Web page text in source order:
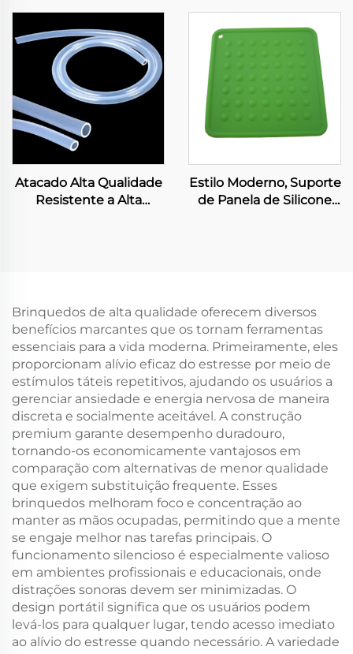
Proteção da Mesa
de Luz de 8mm
Atacado Alta Qualidade
Resistente a Alta
Estilo Moderno, Suporte
de Panela de Silicone
Brinquedos de alta qualidade oferecem diversos
benefícios marcantes que os tornam ferramentas
essenciais para a vida moderna. Primeiramente, eles
proporcionam alívio eficaz do estresse por meio de
estímulos táteis repetitivos, ajudando os usuários a
gerenciar ansiedade e energia nervosa de maneira
discreta e socialmente aceitável. A construção
premium garante desempenho duradouro,
tornando-os economicamente vantajosos em
comparação com alternativas de menor qualidade
que exigem substituição frequente. Esses
brinquedos melhoram foco e concentração ao
manter as mãos ocupadas, permitindo que a mente
se engaje melhor nas tarefas principais. O
funcionamento silencioso é especialmente valioso
em ambientes profissionais e educacionais, onde
distrações sonoras devem ser minimizadas. O
design portátil significa que os usuários podem
levá-los para qualquer lugar, tendo acesso imediato
ao alívio do estresse quando necessário. A variedade